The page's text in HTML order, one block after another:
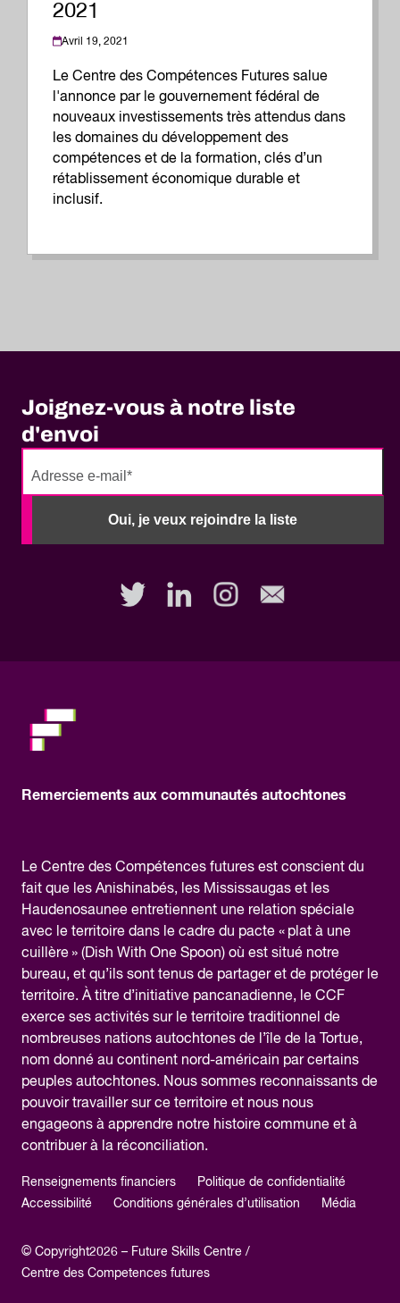
2021
Avril 19, 2021
Le Centre des Compétences Futures salue
l'annonce par le gouvernement fédéral de
nouveaux investissements très attendus dans
les domaines du développement des
compétences et de la formation, clés d’un
rétablissement économique durable et
inclusif.
Joignez-vous à notre liste
d'envoi
Oui, je veux rejoindre la liste
No
fill
Remerciements aux communautés autochtones
Le Centre des Compétences futures est conscient du
fait que les Anishinabés, les Mississaugas et les
Haudenosaunee entretiennent une relation spéciale
avec le territoire dans le cadre du pacte « plat à une
cuillère » (Dish With One Spoon) où est situé notre
bureau, et qu’ils sont tenus de partager et de protéger le
territoire. À titre d’initiative pancanadienne, le CCF
exerce ses activités sur le territoire traditionnel de
nombreuses nations autochtones de l’île de la Tortue,
nom donné au continent nord-américain par certains
peuples autochtones. Nous sommes reconnaissants de
pouvoir travailler sur ce territoire et nous nous
engageons à apprendre notre histoire commune et à
contribuer à la réconciliation.
Renseignements financiers
Politique de confidentialité
Accessibilité
Conditions générales d’utilisation Média
© Copyright2026 – Future Skills Centre /
Centre des Competences futures